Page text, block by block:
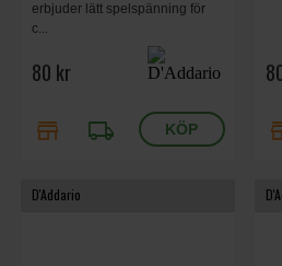
erbjuder lätt spelspänning för
c...
80 kr
store local_shipping
D'Addario